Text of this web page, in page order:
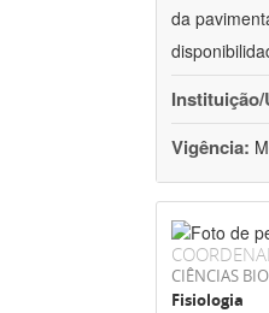
da
Instituição/
Vigência:
CIÊNCIAS
Fisiologia